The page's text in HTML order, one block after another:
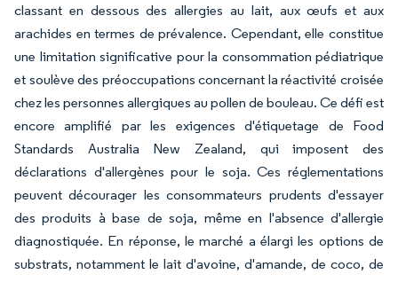
classant en dessous des allergies au lait, aux œufs et aux
arachides en termes de prévalence. Cependant, elle constitue
une limitation significative pour la consommation pédiatrique
et soulève des préoccupations concernant la réactivité croisée
chez les personnes allergiques au pollen de bouleau. Ce défi est
encore amplifié par les exigences d'étiquetage de Food
Standards Australia New Zealand, qui imposent des
déclarations d'allergènes pour le soja. Ces réglementations
peuvent décourager les consommateurs prudents d'essayer
des produits à base de soja, même en l'absence d'allergie
diagnostiquée. En réponse, le marché a élargi les options de
substrats, notamment le lait d'avoine, d'amande, de coco, de